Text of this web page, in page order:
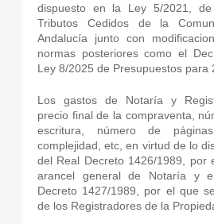
dispuesto en la Ley 5/2021,
Tributos Cedidos de la
Andalucía junto con
normas posteriores como el
Ley 8/2025 de Presupuestos para
Los gastos de Notaría y
precio final de la compraventa,
escritura, número de
complejidad, etc, en virtud de lo
del Real Decreto 1426/1989, por
arancel general de Notaría y
Decreto 1427/1989, por el que
de los Registradores de la